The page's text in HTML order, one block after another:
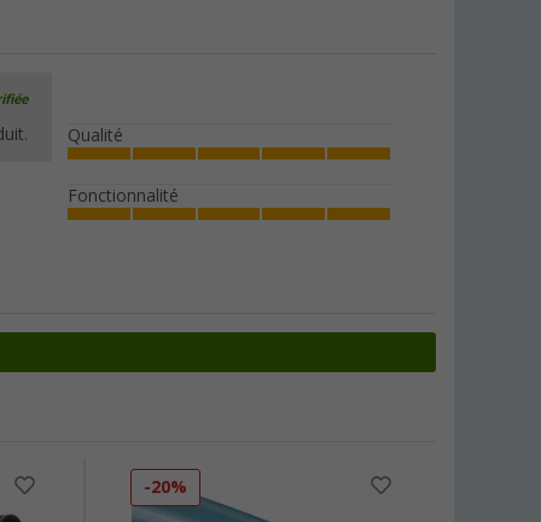
Qualité
Fonctionnalité
-20%